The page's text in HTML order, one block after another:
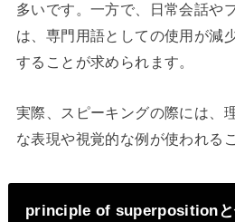
多いです。一方で、日常会話や
は、専門用語としての使用が減
することが求められます。
実際、スピーキングの際には、
な表現や視覚的な例が使われる
principle of superpositionと